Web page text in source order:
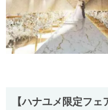
【ハナユメ限定フ